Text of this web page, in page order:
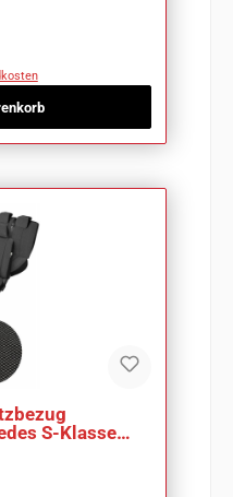
S-Klasse